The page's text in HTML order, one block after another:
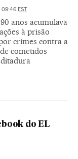
09:46 EST
anos acumulava
à prisão
crimes contra a
cometidos
do EL